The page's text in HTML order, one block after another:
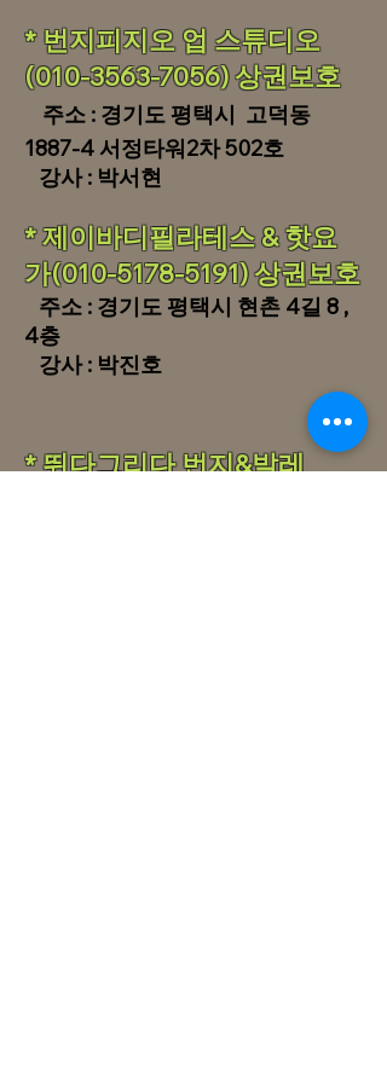
​* 번지피지오 업 스튜디오
(010-3563-7056) 상권보호
주소 : 경기도 평택시 고덕동
1887-4 서정타워2차 502호
​ 강사 : 박서현
* 제이바디필라테스 & 핫요
가(010-5178-5191) 상권보호
주소 : 경기도 평택시 현촌 4길 8 ,
4층
강사 : 박진호
​* 뛰다그리다 번지&발레